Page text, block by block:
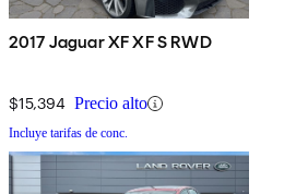
2017 Jaguar XF XF S RWD
$15,394 Precio alto
Incluye tarifas de conc.